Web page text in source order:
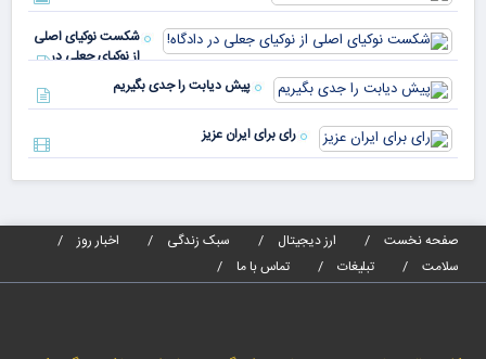
شکست نوکیای اصلی
از نوکیای جعلی در
دادگاه!
پیش دیابت را جدی بگیریم
رای برای ایران عزیز
صفحه نخست ارز دیجیتال سبک زندگی
اخبار روز
سلامت
تبلیغات تماس با ما